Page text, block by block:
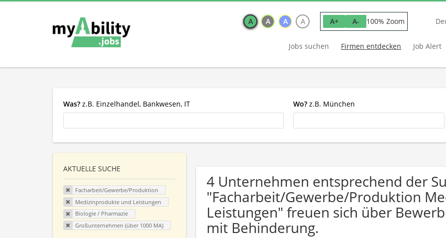
A A A A A+ A- 100% Zoom
Jobs suchen Firmen entdecken Job Alert
Was? z.B. Einzelhandel, Bankwesen, IT Wo? z.B. München
AKTUELLE SUCHE
Facharbeit/Gewerbe/Produktion
Medizinprodukte und Leistungen
Biologie / Pharmazie
Großunternehmen (über 1000 MA)
4 Unternehmen entsprechend der
"Facharbeit/Gewerbe/Produktion
Leistungen" freuen sich über
mit Behinderung.